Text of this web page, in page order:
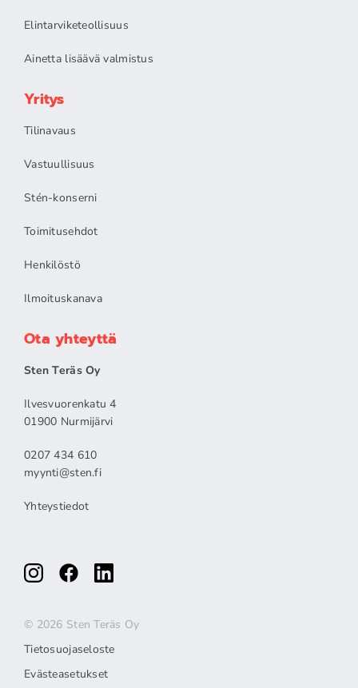
Elintarviketeollisuus
Ainetta lisäävä valmistus
Yritys
Tilinavaus
Vastuullisuus
Stén-konserni
Toimitusehdot
Henkilöstö
Ilmoituskanava
Ota yhteyttä
Sten Teräs Oy
Ilvesvuorenkatu 4
01900 Nurmijärvi
0207 434 610
myynti@sten.fi
Yhteystiedot
© 2026 Sten Teräs Oy
Tietosuojaseloste
Evästeasetukset